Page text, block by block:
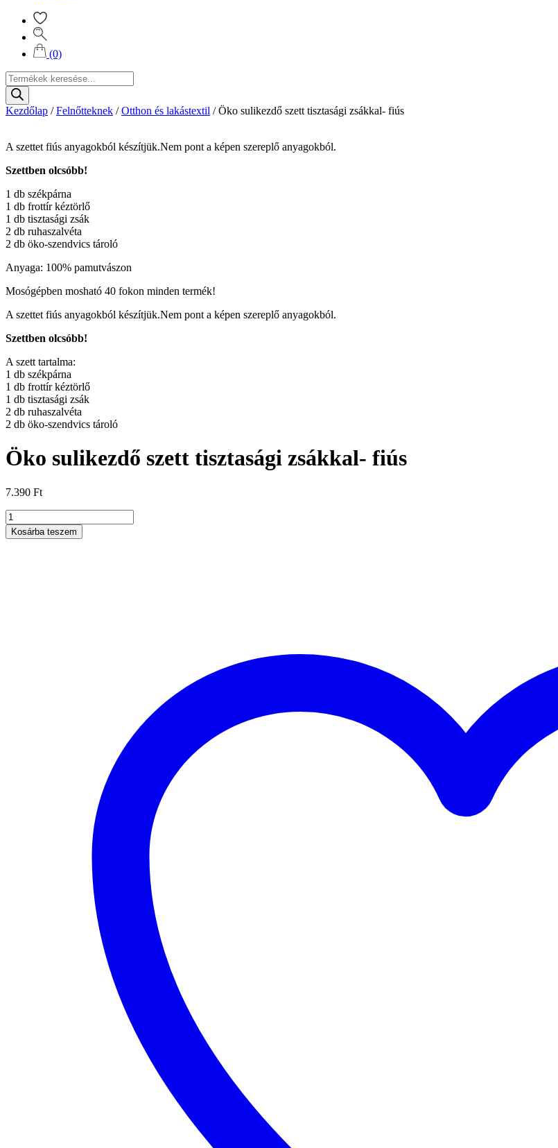
(0)
Products
search
Kezdőlap /Felnőtteknek /Otthon és lakástextil /Öko sulikezdő szett tisztasági zsákkal- fiús
A szettet fiús anyagokból készítjük.Nem pont a képen szereplő anyagokból.
Szettben olcsóbb!
1 db székpárna
1 db frottír kéztörlő
1 db tisztasági zsák
2 db ruhaszalvéta
2 db öko-szendvics tároló
Anyaga: 100% pamutvászon
Mosógépben mosható 40 fokon minden termék!
A szettet fiús anyagokból készítjük.Nem pont a képen szereplő anyagokból.
Szettben olcsóbb!
A szett tartalma:
1 db székpárna
1 db frottír kéztörlő
1 db tisztasági zsák
2 db ruhaszalvéta
2 db öko-szendvics tároló
Öko sulikezdő szett tisztasági zsákkal- fiús
7.390 Ft
Öko
sulikezdő
szett
Kosárba teszem